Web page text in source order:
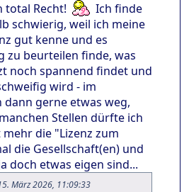
total Recht!
Ich finde
schwierig, weil ich meine
gut kenne und es
zu beurteilen finde, was
noch spannend findet und
wird - im
dann gerne etwas weg,
Stellen dürfte ich
die "Lizenz zum
die Gesellschaft(en) und
doch etwas eigen sind...
März 2026, 11:09:33